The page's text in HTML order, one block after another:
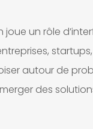
un rôle
autour de
des